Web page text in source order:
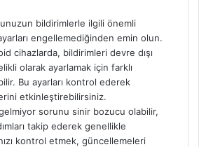
bildirimlerle ilgili önemli
engellemediğinden emin olun.
cihazlarda, bildirimleri devre dışı
olarak ayarlamak için farklı
Bu ayarları kontrol ederek
etkinleştirebilirsiniz.
sorunu sinir bozucu olabilir,
takip ederek genellikle
kontrol etmek, güncellemeleri